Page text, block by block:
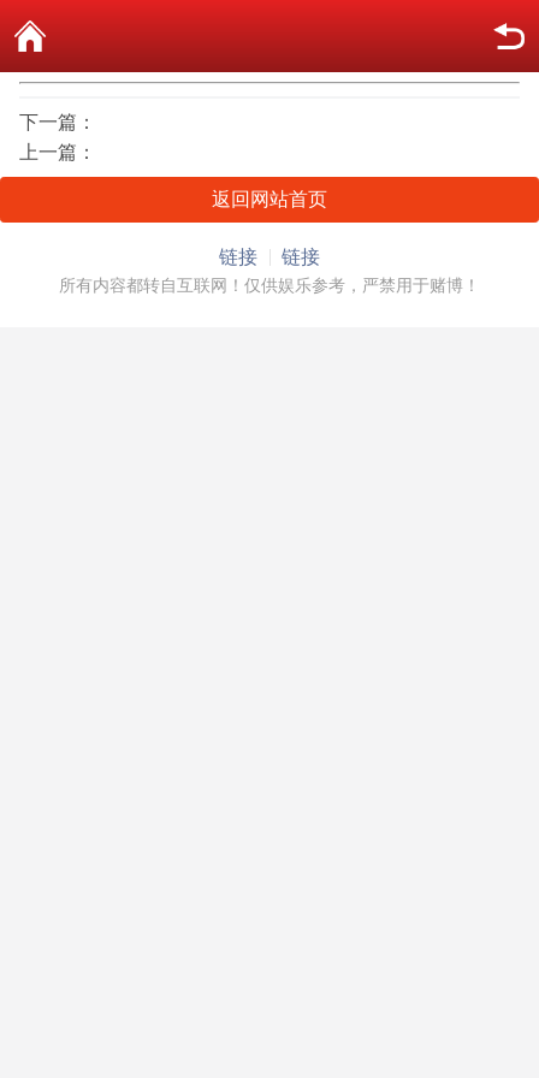
下一篇：
上一篇：
返回网站首页
链接 链接
所有内容都转自互联网！仅供娱乐参考，严禁用于赌博！